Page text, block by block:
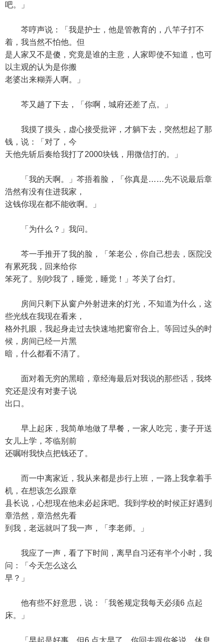
吧。」
芩哼声说：「我是护士，他是管教育的，八竿子打不
着，我当然不怕他。但
是人家又不是傻，究竟是谁的主意，人家即使不知道，也可
以主观的认为是你搬
老婆出来糊弄人啊。」
芩又趟了下去，「你啊，城府还差了点。」
我摸了摸头，虚心接受批评，才躺下去，突然想起了那
钱，说：「对了，今
天他先斩后奏给我打了2000块钱，用微信打的。」
「我的天啊。」芩捂着脸，「你真是……先不说最后章
浩然有没有住进我家，
这钱你现在都不能收啊。」
「为什么？」我问。
芩一手推开了我的脸，「笨老公，你自己想去，医院没
有累死我，回来给你
笨死了。别吵我了，睡觉，睡觉！」芩关了台灯。
房间只剩下从窗户外射进来的灯光，不知道为什么，这
些光线在我现在看来，
格外扎眼，我起身走过去快速地把窗帘合上。等回过头的时
候，房间已经一片黑
暗，什么都看不清了。
面对着无穷的黑暗，章经海最后对我说的那些话，我终
究还是没有对妻子说
出口。
早上起床，我简单地做了早餐，一家人吃完，妻子开送
女儿上学，芩临别前
还嘱咐我快点把钱还了。
而一中离家近，我从来都是步行上班，一路上我拿着手
机，在想该怎么跟章
县长说，心想现在他未必起床吧。我到学校的时候正好遇到
章浩然，章浩然先看
到我，老远就叫了我一声，「李老师。」
我应了一声，看了下时间，离早自习还有半个小时，我
问：「今天怎么这么
早？」
他有些不好意思，说：「我爸规定我每天必须6 点起
床。」
「早起是好事，但6 点太早了，你回去跟你爸说，休息